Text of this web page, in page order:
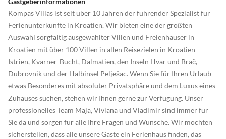
Kompas Villas ist seit über 10 Jahren der führender Spezialist für
Ferienunterkunfte in Kroatien. Wir bieten eine der größten
Auswahl sorgfältig ausgewählter Villen und Freienhäuser in
Kroatien mit über 100 Villen in allen Reisezielen in Kroatien –
Istrien, Kvarner-Bucht, Dalmatien, den Inseln Hvar und Brač,
Dubrovnik und der Halbinsel Pelješac. Wenn Sie für Ihren Urlaub
etwas Besonderes mit absoluter Privatsphäre und dem Luxus eines
Zuhauses suchen, stehen wir Ihnen gerne zur Verfügung. Unser
professionelles Team Maja, Viviana und Vladimir sind immer für
Sie da und sorgen für alle Ihre Fragen und Wünsche. Wir möchten
sicherstellen, dass alle unsere Gäste ein Ferienhaus finden, das